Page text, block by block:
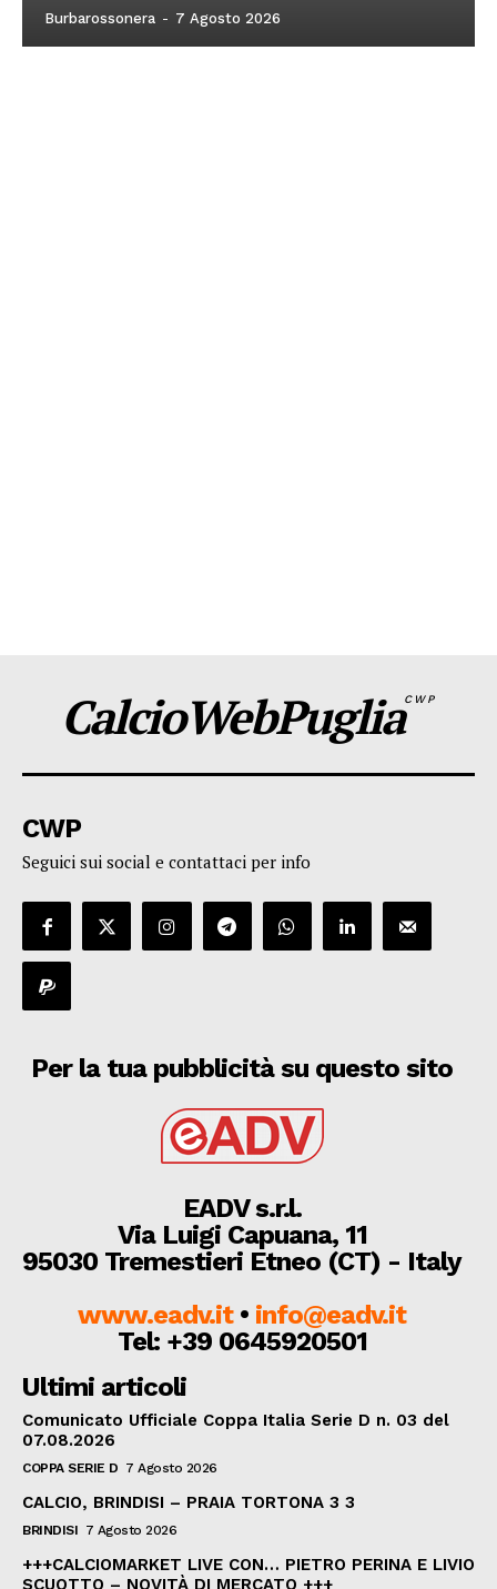
Burbarossonera - 7 Agosto 2026
CalcioWebPugliaCWP
CWP
Seguici sui social e contattaci per info
Per la tua pubblicità su questo sito
EADV s.r.l.
Via Luigi Capuana, 11
95030 Tremestieri Etneo (CT) - Italy
www.eadv.it• info@eadv.it
Tel: +39 0645920501
Ultimi articoli
Comunicato Ufficiale Coppa Italia Serie D n. 03 del
07.08.2026
COPPA SERIE D 7 Agosto 2026
CALCIO, BRINDISI – PRAIA TORTONA 3 3
BRINDISI 7 Agosto 2026
+++CALCIOMARKET LIVE CON… PIETRO PERINA E LIVIO
SCUOTTO – NOVITÀ DI MERCATO +++